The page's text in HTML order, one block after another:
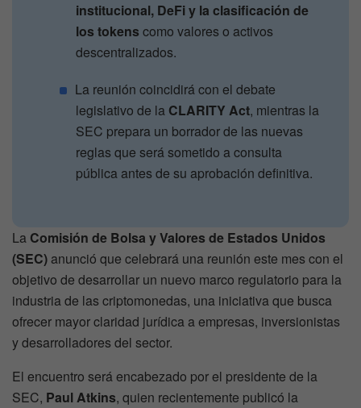
institucional, DeFi y la clasificación de
los tokens como valores o activos
descentralizados.
La reunión coincidirá con el debate
legislativo de la CLARITY Act, mientras la
SEC prepara un borrador de las nuevas
reglas que será sometido a consulta
pública antes de su aprobación definitiva.
La Comisión de Bolsa y Valores de Estados Unidos
(SEC) anunció que celebrará una reunión este mes con el
objetivo de desarrollar un nuevo marco regulatorio para la
industria de las criptomonedas, una iniciativa que busca
ofrecer mayor claridad jurídica a empresas, inversionistas
y desarrolladores del sector.
El encuentro será encabezado por el presidente de la
SEC, Paul Atkins, quien recientemente publicó la